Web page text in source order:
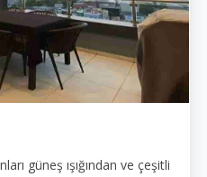
güneş ışığından ve çeşitli